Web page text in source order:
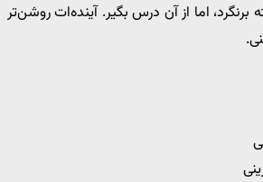
برنگرد، اما از آن درس بگیر. آینده‌ات روشن‌تر